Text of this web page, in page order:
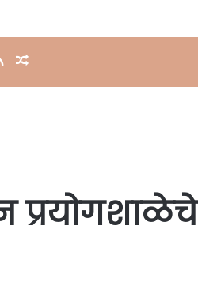
RSS Random Article
प्रयोगशाळेचे